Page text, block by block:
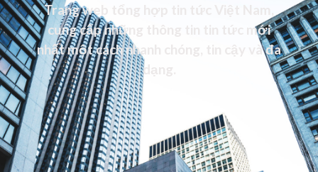
Trang web tổng hợp tin tức Việt Nam,
cung cấp những thông tin tin tức mới
nhất một cách nhanh chóng, tin cậy và đa
dạng.